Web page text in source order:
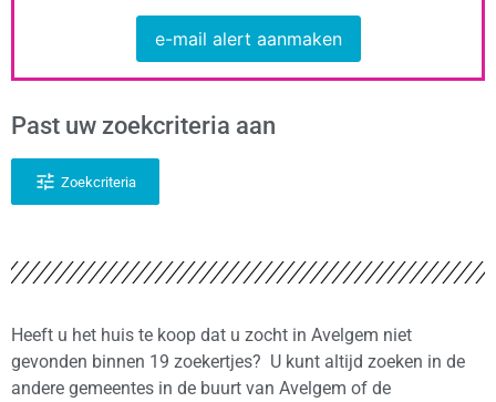
e-mail alert aanmaken
Past uw zoekcriteria aan
Zoekcriteria
Heeft u het huis te koop dat u zocht in Avelgem niet
gevonden binnen 19 zoekertjes? U kunt altijd zoeken in de
andere gemeentes in de buurt van Avelgem of de